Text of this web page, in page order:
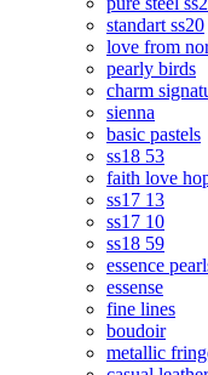
standart ss20
love from
pearly birds
charm
sienna
basic pastels
ss18 53
faith love
ss17 13
ss17 10
ss18 59
essence
essense
fine lines
boudoir
metallic